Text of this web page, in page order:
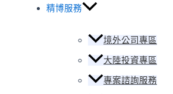
精博服務
境外公司專區
大陸投資專區
專案諮詢服務